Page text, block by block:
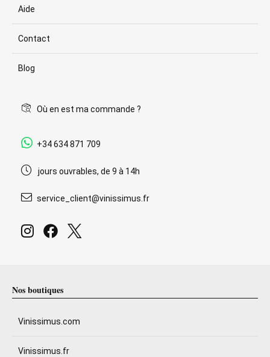
Aide
Contact
Blog
Où en est ma commande ?
+34 634 871 709
jours ouvrables, de 9 à 14h
service_client@vinissimus.fr
Nos boutiques
Vinissimus.com
Vinissimus.fr